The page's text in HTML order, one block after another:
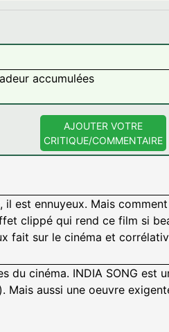
accumulées
AJOUTER VOTRE
CRITIQUE/COMMENTAIRE
est ennuyeux. Mais
clippé qui rend ce film si
fait sur le cinéma et
du cinéma. INDIA SONG est
aussi une oeuvre